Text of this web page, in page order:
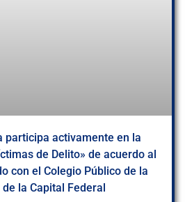
participa activamente en la
de Delito» de acuerdo al
con el Colegio Público de la
la Capital Federal